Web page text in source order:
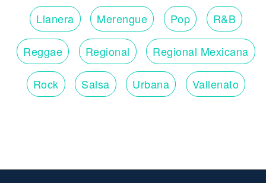
Llanera Merengue Pop R&B
Reggae Regional Regional Mexicana
Rock Salsa Urbana Vallenato